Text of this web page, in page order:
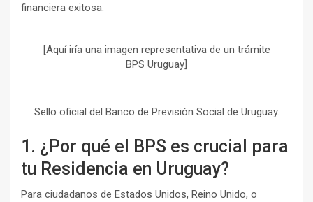
financiera exitosa.
[Aquí iría una imagen representativa de un trámite
BPS Uruguay]
Sello oficial del Banco de Previsión Social de Uruguay.
1. ¿Por qué el BPS es crucial para
tu Residencia en Uruguay?
Para ciudadanos de Estados Unidos, Reino Unido, o